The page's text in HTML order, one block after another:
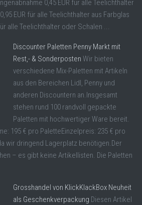
0,45 EUR für alle Teelichthalter
EUR für alle Teelichthalter aus Farbglas
alle Teelichthalter oder Schalen ...
Discounter Paletten Penny Markt mit
Rest,- & Sonderposten Wir bieten
verschiedene Mix-Paletten mit Artikeln
aus den Bereichen Lidl, Penny und
anderen Discountern an.Insgesamt
stehen rund 100 randvoll gepackte
Paletten mit hochwertiger Ware bereit.
195 € pro PaletteEinzelpreis: 235 € pro
wir dringend Lagerplatz benötigen.Der
– es gibt keine Artikellisten. Die Paletten
Grosshandel von KlickKlackBox Neuheit
als Geschenkverpackung Diesen Artikel